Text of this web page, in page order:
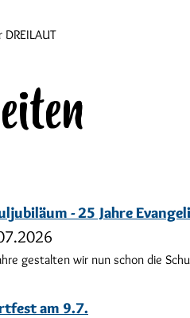
- 25 Jahre
gestalten wir nun schon die
am 9.7.